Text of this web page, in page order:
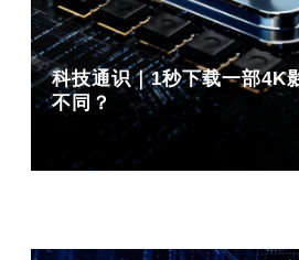
科技通识｜1秒下载一部4K
不同？